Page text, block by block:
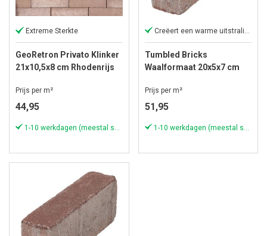
Extreme Sterkte
GeoRetron Privato Klinker
21x10,5x8 cm Rhodenrijs
Prijs per m²
44,95
Creëert een warme uitstraling.
Tumbled Bricks
Waalformaat 20x5x7 cm
Prijs per m²
51,95